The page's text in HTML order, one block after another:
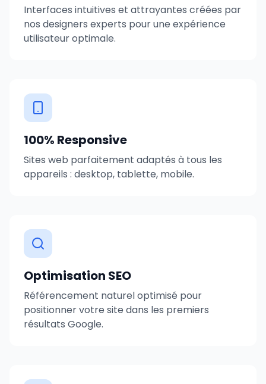
Interfaces intuitives et attrayantes créées par
nos designers experts pour une expérience
utilisateur optimale.
100% Responsive
Sites web parfaitement adaptés à tous les
appareils : desktop, tablette, mobile.
Optimisation SEO
Référencement naturel optimisé pour
positionner votre site dans les premiers
résultats Google.